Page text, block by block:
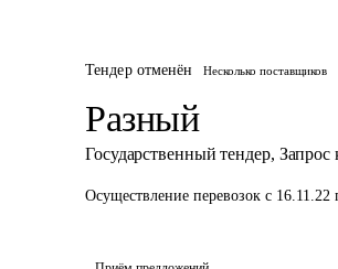
Тендер отменён Несколько поставщиков
Разный
Государственный тендер, Запрос
Осуществление перевозок с 16.11.22